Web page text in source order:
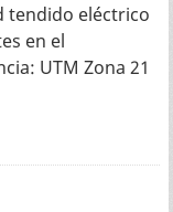
tendido eléctrico
en el
UTM Zona 21